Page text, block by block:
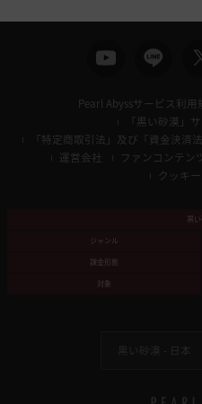
Pearl Abyssサービス利用
「黒い砂漠」
「特定商取引法」及び「資金決済
運営会社
ファンコンテン
クッキ
黒
ジャンル
課金形態
対象
黒い砂漠 - 日本